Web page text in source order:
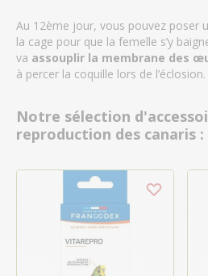
Au 12ème jour, vous pouvez poser
la cage pour que la femelle s’y
va assouplir la membrane des
à percer la coquille lors de l’éclosion.
Notre sélection
reproduction des canaris :